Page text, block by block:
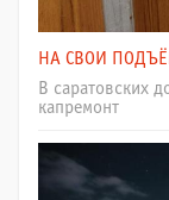
НА СВОИ
В саратовских
капремонт